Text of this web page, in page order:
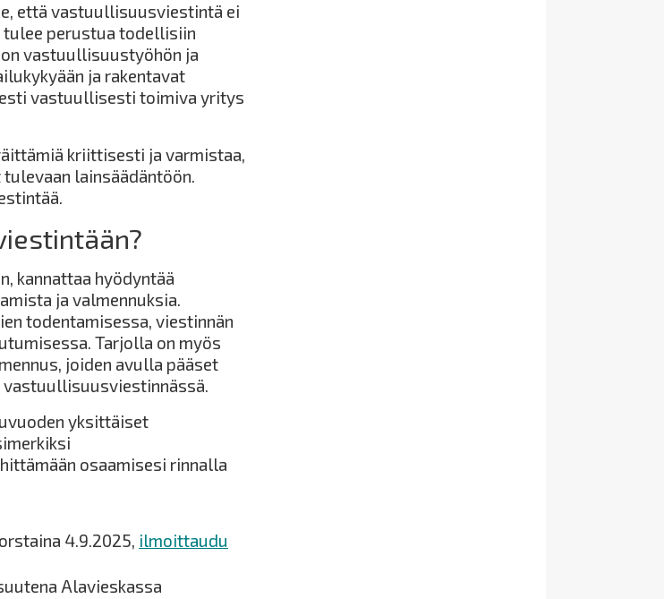
että vastuullisuusviestintä ei
tulee perustua todellisiin
vastuullisuustyöhön ja
ja rakentavat
vastuullisesti toimiva yritys
kriittisesti ja varmistaa,
lainsäädäntöön.
kannattaa hyödyntää
ja valmennuksia.
todentamisessa, viestinnän
Tarjolla on myös
joiden avulla pääset
yksittäiset
osaamisesi rinnalla
4.9.2025, ilmoittaudu
Alavieskassa